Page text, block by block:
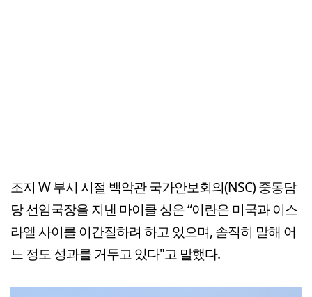
조지 W 부시 시절 백악관 국가안보회의(NSC) 중동담
당 선임국장을 지낸 마이클 싱은 “이란은 미국과 이스
라엘 사이를 이간질하려 하고 있으며, 솔직히 말해 어
느 정도 성과를 거두고 있다"고 말했다.